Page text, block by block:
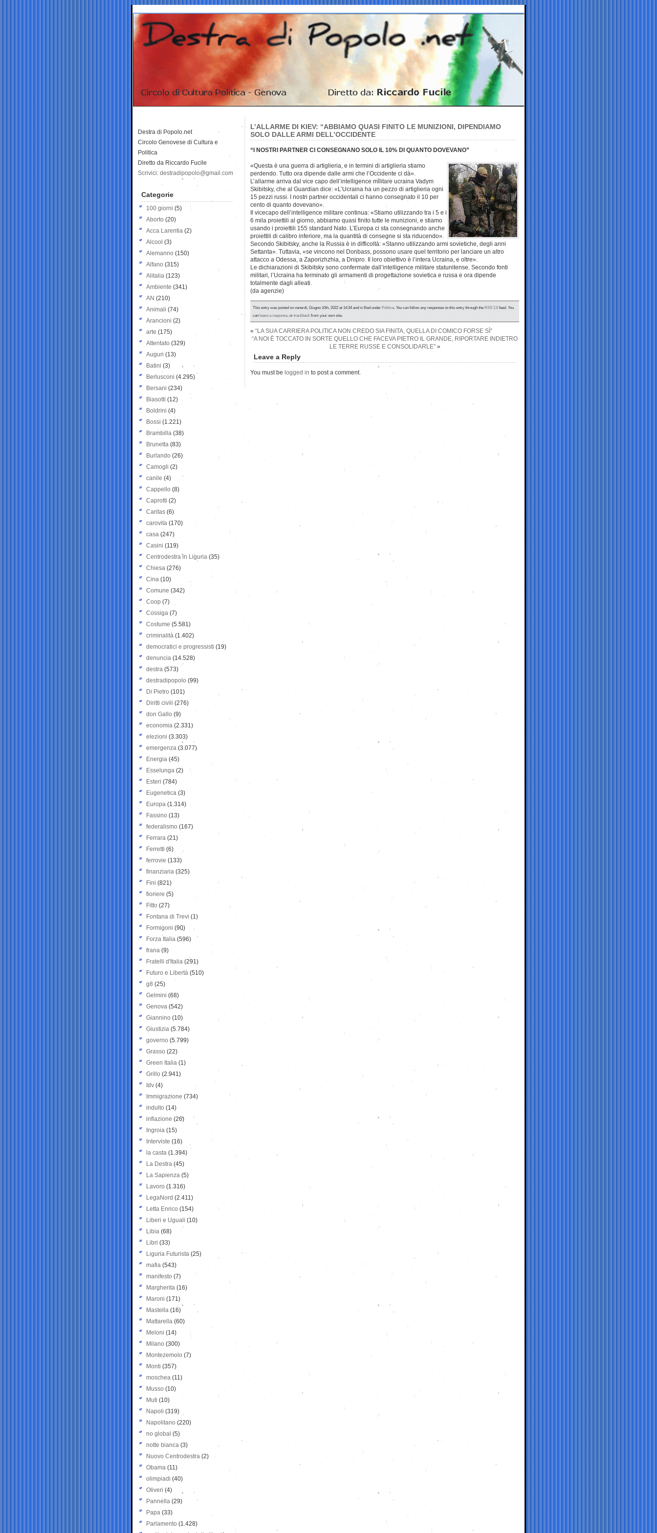
L’ALLARME DI KIEV: “ABBIAMO QUASI FINITO LE MUNIZIONI, DIPENDIAMO
SOLO DALLE ARMI DELL’OCCIDENTE
“I NOSTRI PARTNER CI CONSEGNANO SOLO IL 10% DI QUANTO DOVEVANO”
«Questa è una guerra di artiglieria, e in termini di artiglieria stiamo
perdendo. Tutto ora dipende dalle armi che l’Occidente ci dà».
L’allarme arriva dal vice capo dell’intelligence militare ucraina Vadym
Skibitsky, che al Guardian dice: «L’Ucraina ha un pezzo di artiglieria ogni
15 pezzi russi. I nostri partner occidentali ci hanno consegnato il 10 per
cento di quanto dovevano».
Il vicecapo dell’intelligence militare continua: «Stiamo utilizzando tra i 5 e i
6 mila proiettili al giorno, abbiamo quasi finito tutte le munizioni, e stiamo
usando i proiettili 155 standard Nato. L’Europa ci sta consegnando anche
proiettili di calibro inferiore, ma la quantità di consegne si sta riducendo».
Secondo Skibitsky, anche la Russia è in difficoltà: «Stanno utilizzando armi sovietiche, degli anni
Settanta». Tuttavia, «se vincono nel Donbass, possono usare quel territorio per lanciare un altro
attacco a Odessa, a Zaporizhzhia, a Dnipro. Il loro obiettivo è l’intera Ucraina, e oltre».
Le dichiarazioni di Skibitsky sono confermate dall’intelligence militare statunitense. Secondo fonti
militari, l’Ucraina ha terminato gli armamenti di progettazione sovietica e russa e ora dipende
totalmente dagli alleati.
(da agenzie)
This entry was posted on venerdì, Giugno 10th, 2022 at 14:34 and is filed underPolitica. You can follow any responses to this entry through theRSS 2.0feed. You
canleave a response, ortrackbackfrom your own site.
« “LA SUA CARRIERA POLITICA NON CREDO SIA FINITA, QUELLA DI COMICO FORSE SÌ”
“A NOI È TOCCATO IN SORTE QUELLO CHE FACEVA PIETRO IL GRANDE, RIPORTARE INDIETRO
LE TERRE RUSSE E CONSOLIDARLE”»
Leave a Reply
You must be logged in to post a comment.
Destra di Popolo.net
Circolo Genovese di Cultura e
Politica
Diretto da Riccardo Fucile
Scrivici: destradipopolo@gmail.com
Categorie
100 giorni (5)
Aborto (20)
Acca Larentia (2)
Alcool (3)
Alemanno (150)
Alfano (315)
Alitalia (123)
Ambiente (341)
AN (210)
Animali (74)
Arancioni (2)
arte (175)
Attentato (329)
Auguri (13)
Batini (3)
Berlusconi (4.295)
Bersani (234)
Biasotti (12)
Boldrini (4)
Bossi (1.221)
Brambilla (38)
Brunetta (83)
Burlando (26)
Camogli (2)
canile (4)
Cappello (8)
Caprotti (2)
Caritas (6)
carovita (170)
casa (247)
Casini (119)
Centrodestra in Liguria (35)
Chiesa (276)
Cina (10)
Comune (342)
Coop (7)
Cossiga (7)
Costume (5.581)
criminalità (1.402)
democratici e progressisti (19)
denuncia (14.528)
destra (573)
destradipopolo (99)
Di Pietro (101)
Diritti civili (276)
don Gallo (9)
economia (2.331)
elezioni (3.303)
emergenza (3.077)
Energia (45)
Esselunga (2)
Esteri (784)
Eugenetica (3)
Europa (1.314)
Fassino (13)
federalismo (167)
Ferrara (21)
Ferretti (6)
ferrovie (133)
finanziaria (325)
Fini (821)
fioriere (5)
Fitto (27)
Fontana di Trevi (1)
Formigoni (90)
Forza Italia (596)
frana (9)
Fratelli d'Italia (291)
Futuro e Libertà (510)
g8 (25)
Gelmini (68)
Genova (542)
Giannino (10)
Giustizia (5.784)
governo (5.799)
Grasso (22)
Green Italia (1)
Grillo (2.941)
Idv (4)
Immigrazione (734)
indulto (14)
inflazione (26)
Ingroia (15)
Interviste (16)
la casta (1.394)
La Destra (45)
La Sapienza (5)
Lavoro (1.316)
LegaNord (2.411)
Letta Enrico (154)
Liberi e Uguali (10)
Libia (68)
Libri (33)
Liguria Futurista (25)
mafia (543)
manifesto (7)
Margherita (16)
Maroni (171)
Mastella (16)
Mattarella (60)
Meloni (14)
Milano (300)
Montezemolo (7)
Monti (357)
moschea (11)
Musso (10)
Muti (10)
Napoli (319)
Napolitano (220)
no global (5)
notte bianca (3)
Nuovo Centrodestra (2)
Obama (11)
olimpiadi (40)
Oliveri (4)
Pannella (29)
Papa (33)
Parlamento (1.428)